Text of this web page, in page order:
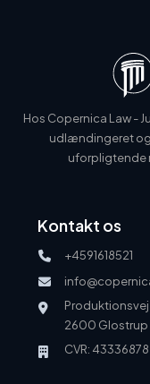
Hos Copernica Law -
udlændingeret og
uforpligtende
Kontakt os
+4591618521
Produktionsvej
2600 Glostrup
CVR: 43336878